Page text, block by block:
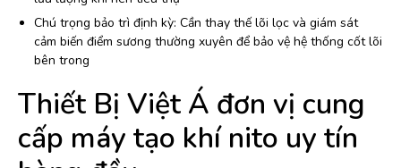
Chú trọng bảo trì định kỳ: Cần thay thế lõi lọc và giám sát
cảm biến điểm sương thường xuyên để bảo vệ hệ thống cốt lõi
bên trong
Thiết Bị Việt Á đơn vị cung
cấp máy tạo khí nito uy tín